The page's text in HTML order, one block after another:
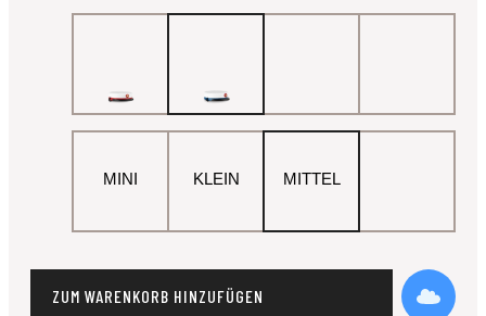
MINI KLEIN MITTEL
ZUM WARENKORB HINZUFÜGEN